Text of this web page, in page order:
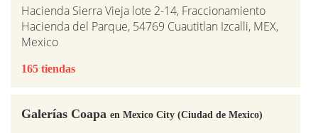
Hacienda Sierra Vieja lote 2-14, Fraccionamiento
Hacienda del Parque, 54769 Cuautitlan Izcalli, MEX,
Mexico
165 tiendas
Galerías Coapa en Mexico City (Ciudad de Mexico)